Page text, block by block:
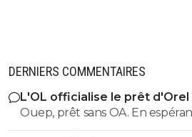
DERNIERS COMMENTAIRES
L'OL officialise le prêt d'Orel
Ouep, prêt sans OA. En
avec une saison pleine sans